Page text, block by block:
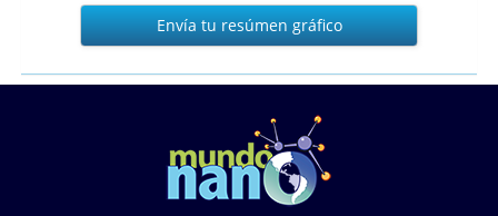
Envía
resúmen
gráfico
Envía tu resúmen gráfico